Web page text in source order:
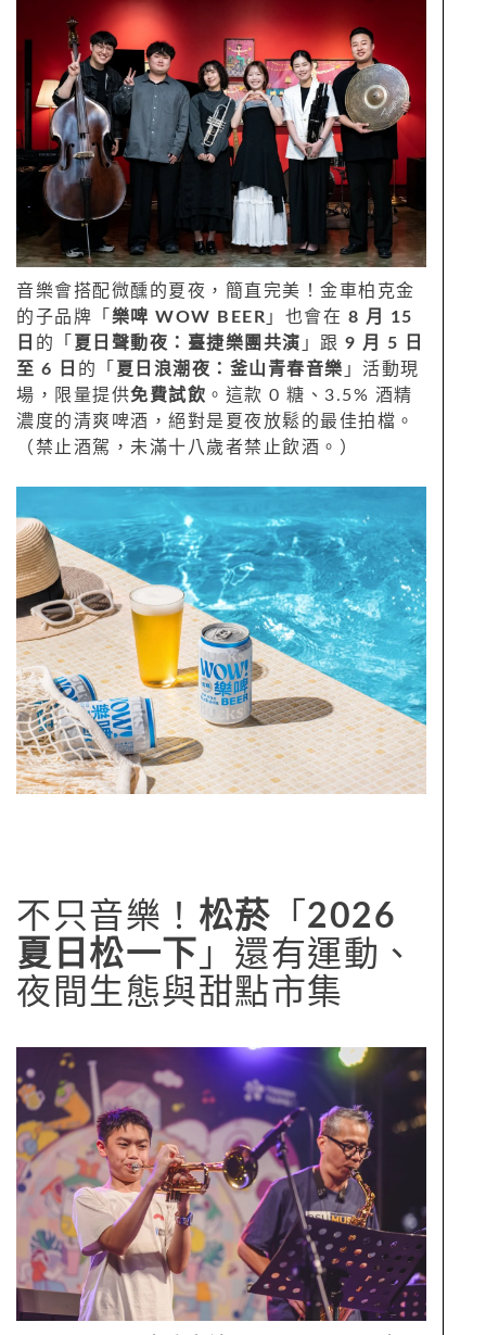
音樂會搭配微醺的夏夜，簡直完美！金車柏克金
的子品牌「 樂啤 WOW BEER 」也會在 8 月 15
日 的「 夏日聲動夜：臺捷樂團共演 」跟 9 月 5 日
至 6 日 的「 夏日浪潮夜：釜山青春音樂 」活動現
場，限量提供免費試飲 。這款 0 糖、3.5% 酒精
濃度的清爽啤酒，絕對是夏夜放鬆的最佳拍檔。
（禁止酒駕，未滿十八歲者禁止飲酒。）
不只音樂！ 松菸 「 2026
夏日松一下 」還有運動、
夜間生態與甜點市集